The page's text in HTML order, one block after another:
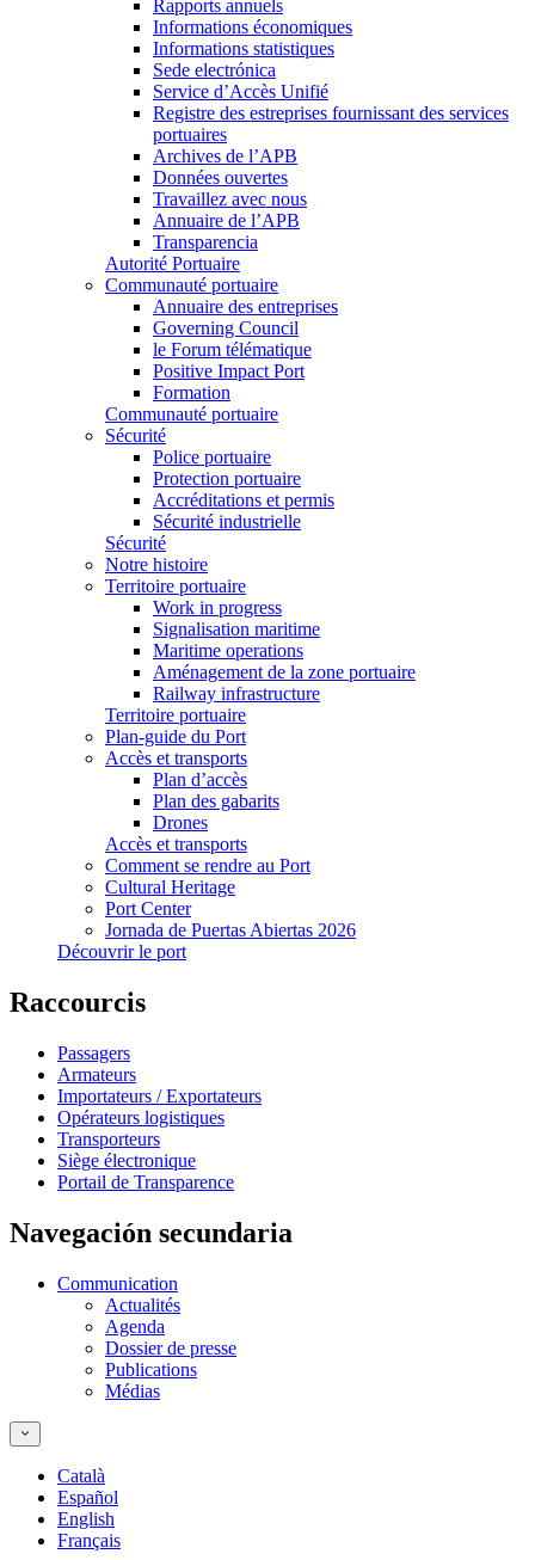
Rapports annuels
Informations économiques
Informations statistiques
Sede electrónica
Service d’Accès Unifié
Registre des estreprises fournissant des services
portuaires
Archives de l’APB
Données ouvertes
Travaillez avec nous
Annuaire de l’APB
Transparencia
Autorité Portuaire
Communauté portuaire
Annuaire des entreprises
Governing Council
le Forum télématique
Positive Impact Port
Formation
Communauté portuaire
Sécurité
Police portuaire
Protection portuaire
Accréditations et permis
Sécurité industrielle
Sécurité
Notre histoire
Territoire portuaire
Work in progress
Signalisation maritime
Maritime operations
Aménagement de la zone portuaire
Railway infrastructure
Territoire portuaire
Plan-guide du Port
Accès et transports
Plan d’accès
Plan des gabarits
Drones
Accès et transports
Comment se rendre au Port
Cultural Heritage
Port Center
Jornada de Puertas Abiertas 2026
Découvrir le port
Raccourcis
Passagers
Armateurs
Importateurs / Exportateurs
Opérateurs logistiques
Transporteurs
Siège électronique
Portail de Transparence
Navegación secundaria
Communication
Actualités
Agenda
Dossier de presse
Publications
Médias
Català
Español
English
Français